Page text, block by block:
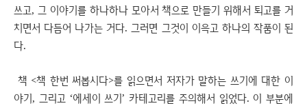
쓰고, 그 이야기를 하나하나 모아서 책으로 만들기 위해서 퇴고를 거
치면서 다듬어 나가는 거다. 그러면 그것이 이윽고 하나의 작품이 된
다.
책 <책 한번 써봅시다>를 읽으면서 저자가 말하는 쓰기에 대한 이
야기, 그리고 ‘에세이 쓰기’ 카테고리를 주의해서 읽었다. 이 부분에